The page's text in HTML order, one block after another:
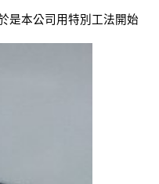
是本公司用特別工法開始